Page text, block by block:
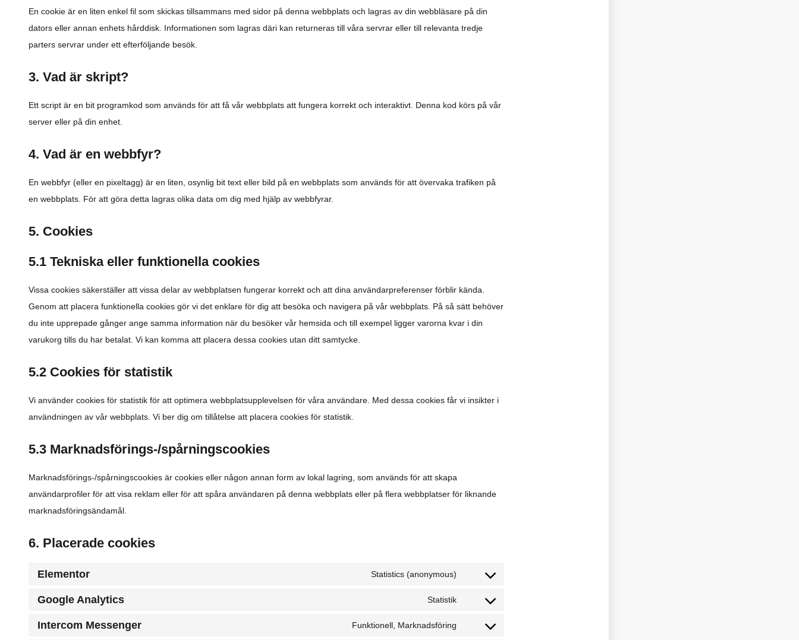
En cookie är en liten enkel fil som skickas tillsammans med sidor på denna webbplats och lagras av din webbläsare på din
dators eller annan enhets hårddisk. Informationen som lagras däri kan returneras till våra servrar eller till relevanta tredje
parters servrar under ett efterföljande besök.
3. Vad är skript?
Ett script är en bit programkod som används för att få vår webbplats att fungera korrekt och interaktivt. Denna kod körs på vår
server eller på din enhet.
4. Vad är en webbfyr?
En webbfyr (eller en pixeltagg) är en liten, osynlig bit text eller bild på en webbplats som används för att övervaka trafiken på
en webbplats. För att göra detta lagras olika data om dig med hjälp av webbfyrar.
5. Cookies
5.1 Tekniska eller funktionella cookies
Vissa cookies säkerställer att vissa delar av webbplatsen fungerar korrekt och att dina användarpreferenser förblir kända.
Genom att placera funktionella cookies gör vi det enklare för dig att besöka och navigera på vår webbplats. På så sätt behöver
du inte upprepade gånger ange samma information när du besöker vår hemsida och till exempel ligger varorna kvar i din
varukorg tills du har betalat. Vi kan komma att placera dessa cookies utan ditt samtycke.
5.2 Cookies för statistik
Vi använder cookies för statistik för att optimera webbplatsupplevelsen för våra användare. Med dessa cookies får vi insikter i
användningen av vår webbplats. Vi ber dig om tillåtelse att placera cookies för statistik.
5.3 Marknadsförings-/spårningscookies
Marknadsförings-/spårningscookies är cookies eller någon annan form av lokal lagring, som används för att skapa
användarprofiler för att visa reklam eller för att spåra användaren på denna webbplats eller på flera webbplatser för liknande
marknadsföringsändamål.
6. Placerade cookies
Elementor Statistics (anonymous)
Google Analytics Statistik
Intercom Messenger Funktionell, Marknadsföring